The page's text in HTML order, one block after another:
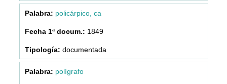
policárpico, ca
1849
documentada
polígrafo